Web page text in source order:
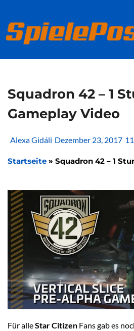
springen
Squadron 42 – 1
Gameplay Video
Alexa Gidáli Dezember 23, 2017
Startseite » Squadron 42 – 1
Für alleStar Citizen Fans gab es